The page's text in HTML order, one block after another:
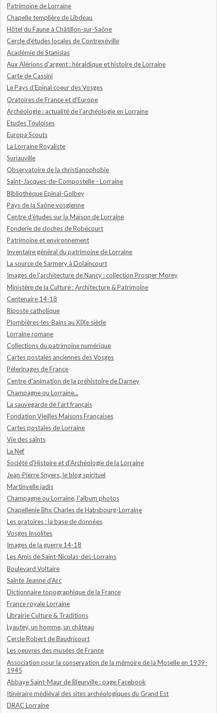
Patrimoine de Lorraine
Chapelle templière de Libdeau
Hôtel du Faune à Châtillon-sur-Saône
Cercle d'études locales de Contrexéville
Académie de Stanislas
Aux Alérions d'argent : héraldique et histoire de Lorraine
Carte de Cassini
Le Pays d'Epinal coeur des Vosges
Oratoires de France et d'Europe
Archéologie : actualité de l'archéologie en Lorraine
Etudes Touloises
Europa Scouts
La Lorraine Royaliste
Suriauville
Observatoire de la christianophobie
Saint-Jacques-de-Compostelle - Lorraine
Bibliothèque Epinal-Golbey
Pays de la Saône vosgienne
Centre d'études sur la Maison de Lorraine
Fonderie de cloches de Robécourt
Patrimoine et environnement
Inventaire général du patrimoine de Lorraine
La source de Sarmery à Dolaincourt
Images de l'architecture de Nancy : collection Prosper Morey
Ministère de la Culture : Architecture & Patrimoine
Centenaire 14-18
Riposte catholique
Plombières-les-Bains au XIXe siècle
Lorraine romane
Collections du patrimoine numérique
Cartes postales anciennes des Vosges
Pèlerinages de France
Centre d'animation de la préhistoire de Darney
Champagne ou Lorraine...
La sauvegarde de l'art français
Fondation Vieilles Maisons Françaises
Cartes postales de Lorraine
Vie des saints
La Nef
Société d'Histoire et d'Archéologie de la Lorraine
Jean-Pierre Snyers, le blog spirituel
Martinvelle jadis
Champagne ou Lorraine, l'album photos
Chapellenie Bhx Charles de Habsbourg-Lorraine
Les oratoires : la base de données
Vosges Insolites
Images de la guerre 14-18
Les Amis de Saint-Nicolas-des-Lorrains
Boulevard Voltaire
Sainte Jeanne d'Arc
Dictionnaire topographique de la France
France royale Lorraine
Librairie Culture & Traditions
Lyautey, un homme, un château
Cercle Robert de Baudricourt
Les oeuvres des musées de France
Association pour la conservation de la mémoire de la Moselle en 1939-
1945
Abbaye Saint-Maur de Bleurville : page Facebook
Itinéraire médiéval des sites archéologiques du Grand Est
DRAC Lorraine